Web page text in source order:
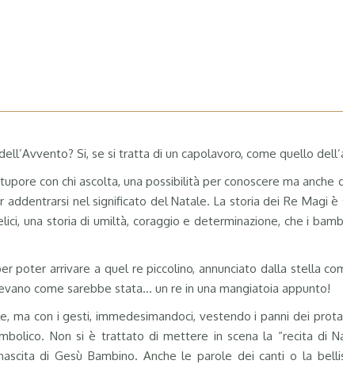
Si, se si tratta di un capolavoro, come quello
con chi ascolta, una possibilità per conoscere ma anche
nel significato del Natale. La storia dei Re Magi
una storia di umiltà, coraggio e determinazione, che i
poter arrivare a quel re piccolino, annunciato dalla stella
come sarebbe stata… un re in una mangiatoia appunto!
ma con i gesti, immedesimandoci, vestendo i panni dei
Non si è trattato di mettere in scena la “recita di
di Gesù Bambino. Anche le parole dei canti o la